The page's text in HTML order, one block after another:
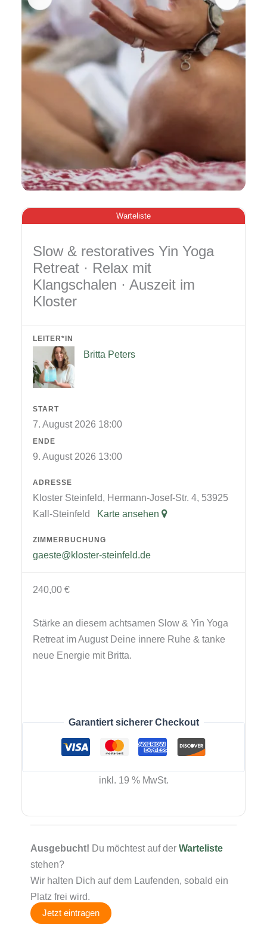
Warteliste
LEITER*IN
Britta Peters
START
7. August 2026 18:00
ENDE
9. August 2026 13:00
ADRESSE
Kloster Steinfeld, Hermann-Josef-Str. 4, 53925
Kall-Steinfeld
Karte ansehen
ZIMMERBUCHUNG
gaeste@kloster-steinfeld.de
Slow & restoratives Yin Yoga
Retreat · Relax mit
Klangschalen · Auszeit im
Kloster
240,00 €
inkl. 19 % MwSt.
Stärke an diesem achtsamen Slow & Yin Yoga
Retreat im August Deine innere Ruhe & tanke
neue Energie mit Britta.
Garantiert sicherer Checkout
Ausgebucht! Du möchtest auf der Warteliste
stehen?
Wir halten Dich auf dem Laufenden, sobald ein
Platz frei wird.
Jetzt eintragen